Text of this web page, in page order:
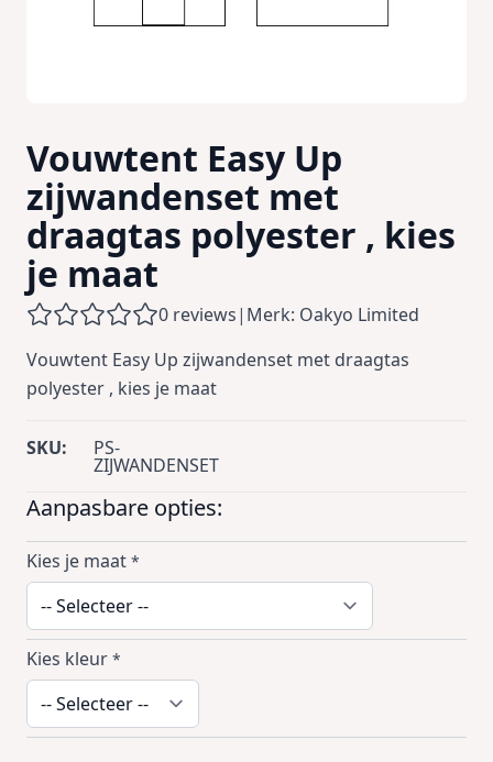
Vouwtent Easy Up
zijwandenset met
draagtas polyester , kies
je maat
0 reviews| Merk: Oakyo Limited
Vouwtent Easy Up zijwandenset met draagtas
polyester , kies je maat
SKU: PS-
ZIJWANDENSET
Aanpasbare opties:
Kies je maat *
Kies kleur *